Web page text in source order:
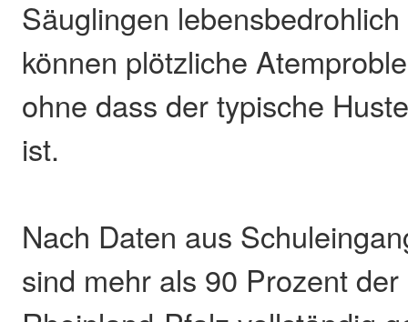
Säuglingen
können plötzliche
ohne dass der typische
ist.
Nach Daten aus
sind mehr als 90 Prozent